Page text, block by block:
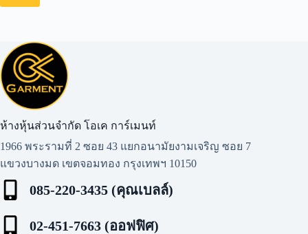
ห้างหุ้นส่วนจำกัด โอเค การ์เมนท์​
1966 พระรามที่ 2 ซอย 43 แยกอนามัยงามเจริญ ซอย 7
แขวงบางมด เขตจอมทอง กรุงเทพฯ 10150
085-220-3435 (คุณเบลล์)
02-451-7663 (ออฟฟิศ)